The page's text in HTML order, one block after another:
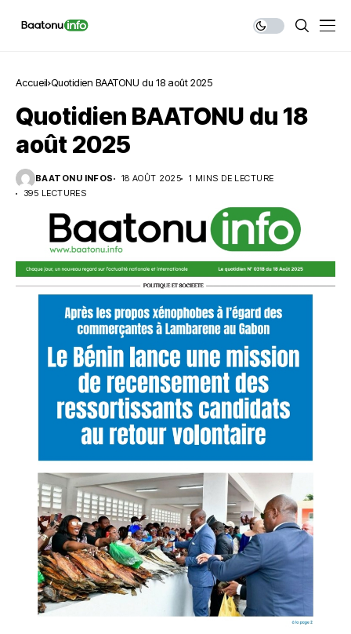
Accueil Quotidien BAATONU du 18 août 2025
Quotidien BAATONU du 18
août 2025
BAATONU INFOS 18 AOÛT 2025
1 MINS DE LECTURE
395 LECTURES